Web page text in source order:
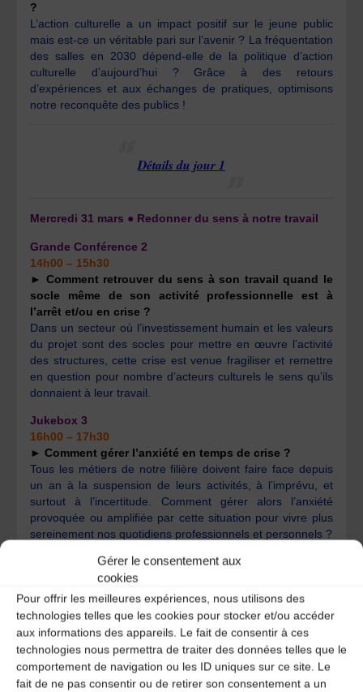
Gérer le consentement aux
cookies
Pour offrir les meilleures expériences, nous utilisons des
technologies telles que les cookies pour stocker et/ou accéder
aux informations des appareils. Le fait de consentir à ces
technologies nous permettra de traiter des données telles que le
comportement de navigation ou les ID uniques sur ce site. Le
fait de ne pas consentir ou de retirer son consentement a un
?
L’action culturelle a un impact positif sur le jeune public
mais est-ce un véritable pari sur l’avenir ? La fréquentation
des salles en 2030 dépend-elle de la politique d’action
culturelle d’aujourd’hui ? Grâce à des retours
d’expériences et aux échanges de pratiques, optimisons
notre reconquête des publics !
Détails du jour 1
Mercredi 31 mars ● Redonner du sens à notre travail
Grande Conférence 2
14h00 – 15h30
► Comment retrouver du sens à son travail quand le
socle même de son activité professionnelle est à
l’arrêt et/ou en crise ?
Dans un secteur où l’investissement humain et les valeurs
du projet sont des socles pour mettre en œuvre l’activité
des structures, cette crise est venue fragiliser et remettre
en question pour nombre d’acteurs culturels le sens qu’ils
donnaient à leur travail.
Jukebox 3
16h00 – 17h30
► Comment gérer l’anxiété en temps de crise ?
Tous les métiers de notre filière doivent faire face depuis
un an à la suspension de leurs activités, à l’imprévu, et
surtout à l’incertitude. Comment gérer alors l’anxiété
provoquée ou amplifiée par cette situation pour vivre plus
sereinement nos quotidiens professionnels et personnels ?
16h00 – 17h30
► Comment organiser le télétravail sur un temps long
? Comment cette forme d’organisation du travail peut-
elle être adaptée à nos activités ?
Un temps d’information pour vous apporter des éléments
méthodologiques et des préconisations sur ce mode
d’organisation du travail qui a explosé depuis mars 2020.